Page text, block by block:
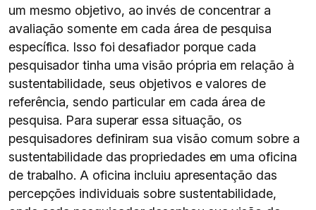
um mesmo objetivo, ao invés de concentrar a
avaliação somente em cada área de pesquisa
específica. Isso foi desafiador porque cada
pesquisador tinha uma visão própria em relação à
sustentabilidade, seus objetivos e valores de
referência, sendo particular em cada área de
pesquisa. Para superar essa situação, os
pesquisadores definiram sua visão comum sobre a
sustentabilidade das propriedades em uma oficina
de trabalho. A oficina incluiu apresentação das
percepções individuais sobre sustentabilidade,